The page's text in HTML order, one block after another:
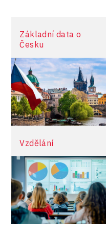
Základní data o
Česku
více informací
Vzdělání